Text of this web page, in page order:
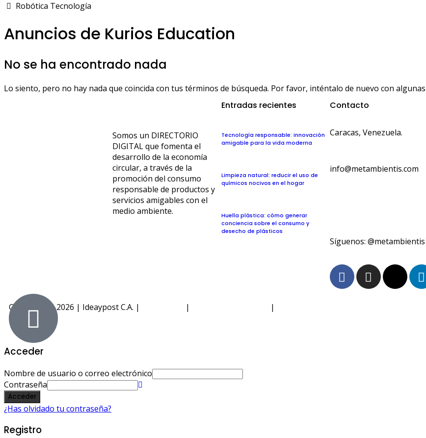
Robótica Tecnología
Anuncios de Kurios Education
No se ha encontrado nada
Lo siento, pero no hay nada que coincida con tus términos de búsqueda. Por favor, inténtalo de nuevo con
Somos un DIRECTORIO
DIGITAL que fomenta el
desarrollo de la economía
circular, a través de la
promoción del consumo
responsable de productos y
servicios amigables con el
medio ambiente.
Entradas recientes
Tecnología responsable: innovación
amigable para la vida moderna
Limpieza natural: reducir el uso de
químicos nocivos en el hogar
Huella plástica: cómo generar
conciencia sobre el consumo y
desecho de plásticos
Contacto
Caracas, Venezuela.
info@metambientis.com
Síguenos: @metambientis
Copyright © 2026 | Ideaypost C.A. | | |
Acceder
Nombre de usuario o correo electrónico
Contraseña
Acceder
¿Has olvidado tu contraseña?
Registro